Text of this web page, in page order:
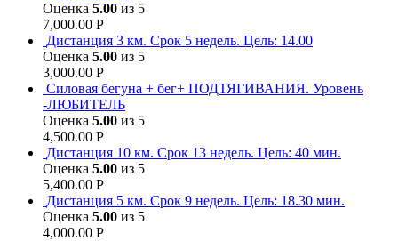
Оценка 5.00 из 5
7,000.00 Р
Дистанция 3 км. Срок 5 недель. Цель: 14.00
Оценка 5.00 из 5
3,000.00 Р
Силовая бегуна + бег+ ПОДТЯГИВАНИЯ. Уровень
-ЛЮБИТЕЛЬ
Оценка 5.00 из 5
4,500.00 Р
Дистанция 10 км. Срок 13 недель. Цель: 40 мин.
Оценка 5.00 из 5
5,400.00 Р
Дистанция 5 км. Срок 9 недель. Цель: 18.30 мин.
Оценка 5.00 из 5
4,000.00 Р